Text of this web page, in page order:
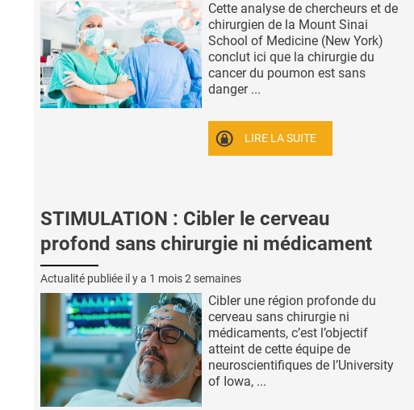
Cette analyse de chercheurs et de
chirurgien de la Mount Sinai
School of Medicine (New York)
conclut ici que la chirurgie du
cancer du poumon est sans
danger ...
LIRE LA SUITE
STIMULATION : Cibler le cerveau
profond sans chirurgie ni médicament
Actualité publiée il y a 1 mois 2 semaines
Cibler une région profonde du
cerveau sans chirurgie ni
médicaments, c’est l’objectif
atteint de cette équipe de
neuroscientifiques de l’University
of Iowa, ...